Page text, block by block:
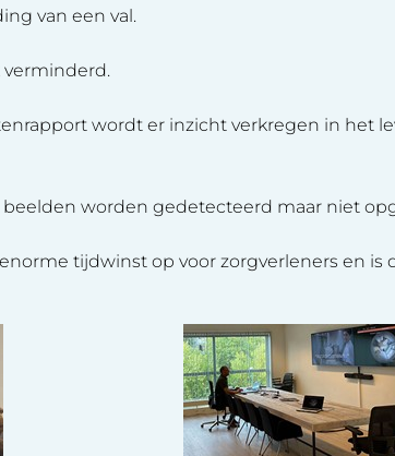
van een val.
wordt er inzicht verkregen in het
worden gedetecteerd maar niet
tijdwinst op voor zorgverleners en is